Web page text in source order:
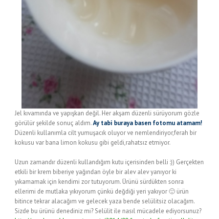
Jel kıvamında ve yapışkan değil. Her akşam düzenli sürüyorum gözle
görülür şekilde sonuç aldım.Ay tabi buraya basen fotomu atamam!
Düzenli kullanımla cilt yumuşacık oluyor ve nemlendiriyor,ferah bir
kokusu var bana limon kokusu gibi geldi,rahatsız etmiyor.
Uzun zamandır düzenli kullandığım kutu içerisinden belli :)) Gerçekten
etkili bir krem biberiye yağından öyle bir alev alev yanıyor ki
yıkamamak için kendimi zor tutuyorum. Ürünü sürdükten sonra
ellerimi de mutlaka yıkıyorum çünkü değdiği yeri yakıyor 🙂 ürün
bitince tekrar alacağım ve gelecek yaza bende selülitsiz olacağım.
Sizde bu ürünü denediniz mi? Selülit ile nasıl mücadele ediyorsunuz?